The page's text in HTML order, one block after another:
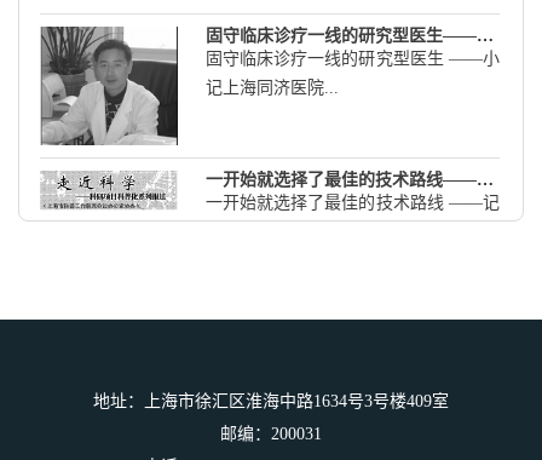
固守临床诊疗一线的研究型医生——小记上海同济医院血液科主任梁爱斌
固守临床诊疗一线的研究型医生 ――小
记上海同济医院...
一开始就选择了最佳的技术路线——记上海空间推进研究所的霍尔电推进研制
一开始就选择了最佳的技术路线 ――记
“未来上海中医皮肤科的举旗人” ――小
记上海中医药...
地址：上海市徐汇区淮海中路1634号3号楼409室
邮编：200031